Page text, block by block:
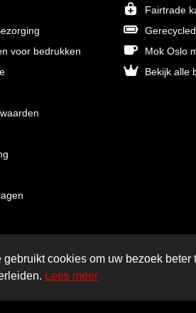
voor bedrukken
Fairtrade
Mok Oslo
Bekijk alle
gebruikt cookies om uw bezoek
Lees meer